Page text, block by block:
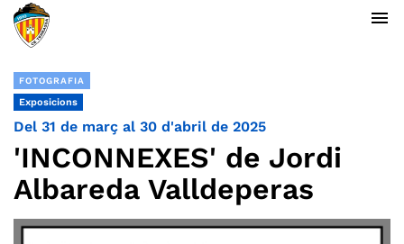
menu
FOTOGRAFIA
Exposicions
Del 31 de març al 30 d'abril de 2025
'INCONNEXES' de Jordi
Albareda Valldeperas